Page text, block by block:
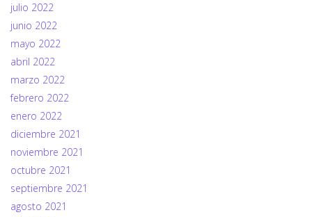
julio 2022
junio 2022
mayo 2022
abril 2022
marzo 2022
febrero 2022
enero 2022
diciembre 2021
noviembre 2021
octubre 2021
septiembre 2021
agosto 2021